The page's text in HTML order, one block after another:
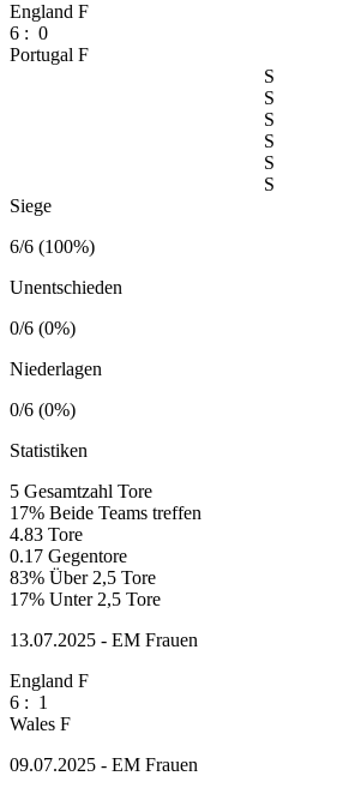
England F
6 : 0
Portugal F
S
S
S
S
S
S
Siege
6/6 (100%)
Unentschieden
0/6 (0%)
Niederlagen
0/6 (0%)
Statistiken
5 Gesamtzahl Tore
17% Beide Teams treffen
4.83 Tore
0.17 Gegentore
83% Über 2,5 Tore
17% Unter 2,5 Tore
13.07.2025 - EM Frauen
England F
6 : 1
Wales F
09.07.2025 - EM Frauen